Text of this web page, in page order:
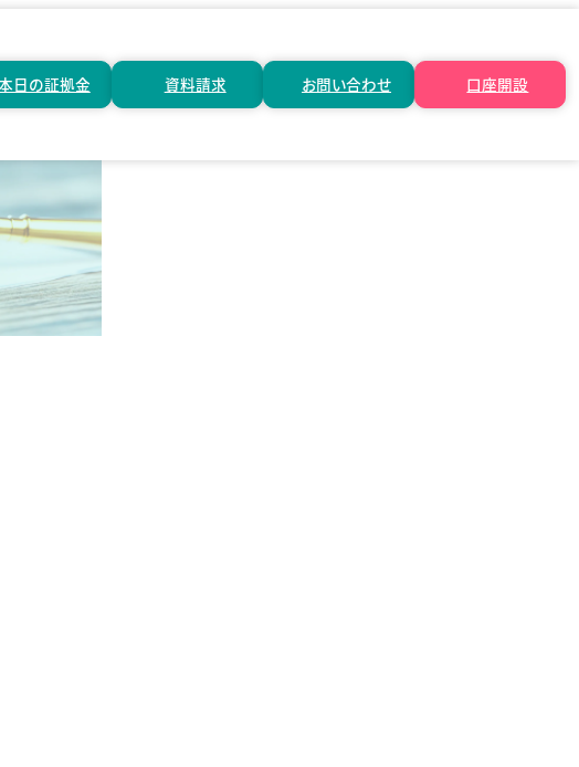
日の証拠金 資料請求 お問い合わせ 口座開設